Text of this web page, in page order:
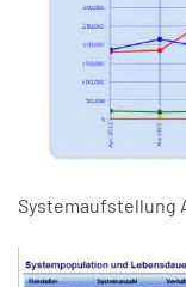
Systemaufstellung